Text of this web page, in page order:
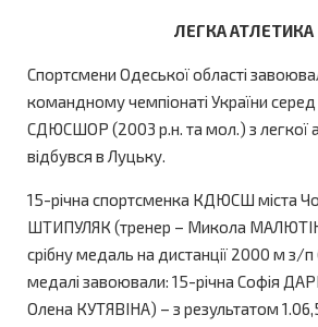
ЛЕГКА АТЛЕТИКА
Спортсмени Одеської області
командному чемпіонаті України
СДЮСШОР (2003 р.н. та мол.) з легкої
відбувся в Луцьку.
15-річна спортсменка КДЮСШ міста
ШТИПУЛЯК (тренер – Микола
срібну медаль на дистанції 2000 м з/п
медалі завоювали: 15-річна Софія
Олена КУТЯВІНА) – з результатом